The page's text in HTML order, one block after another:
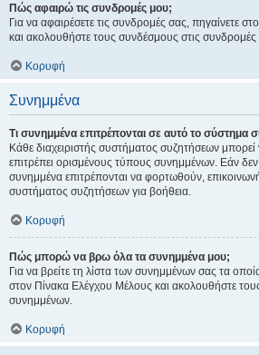
Πώς αφαιρώ τις συνδρομές μου;
Για να αφαιρέσετε τις συνδρομές σας, πηγαίνετε
και ακολουθήστε τους συνδέσμους στις
Κορυφή
Συνημμένα
Τι συνημμένα επιτρέπονται σε αυτό το σύστημα
Κάθε διαχειριστής συστήματος συζητήσεων μπορεί
επιτρέπει ορισμένους τύπους συνημμένων. Εάν δεν
συνημμένα επιτρέπονται να φορτωθούν,
συστήματος συζητήσεων για βοήθεια.
Κορυφή
Πώς μπορώ να βρω όλα τα συνημμένα μου;
Για να βρείτε τη λίστα των συνημμένων σας τα
στον Πίνακα Ελέγχου Μέλους και ακολουθήστε
συνημμένων.
Κορυφή